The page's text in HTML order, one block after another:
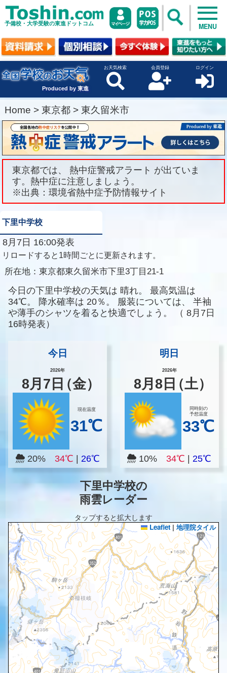
予備校・大学受験の東進ドットコム MENU
Produced by 東進
お天気検索 会員登録 ログイン
Home > 東京都 > 東久留米市
東京都では、 熱中症警戒アラート が出ていま
す。熱中症に注意しましょう。
※出典：環境省熱中症予防情報サイト
下里中学校
8月7日 16:00発表
リロードすると1時間ごとに更新されます。
所在地： 東京都東久留米市下里3丁目21-1
今日の下里中学校の天気は 晴れ。
最高気温は
34℃。
降水確率は 20％。 服装については、
半袖
や薄手のシャツを着ると快適でしょう。
（ 8月7日
16時発表）
今日
2026年
8月 7 日（金）
現在温度
31℃
20% 34℃ 26℃
明日
2026年
8月8 日（土）
同時刻の
予想温度
33℃
10%34℃ |25℃
下里中学校の
雨雲レーダー
タップすると拡大します
Leaflet | 地理院タイル